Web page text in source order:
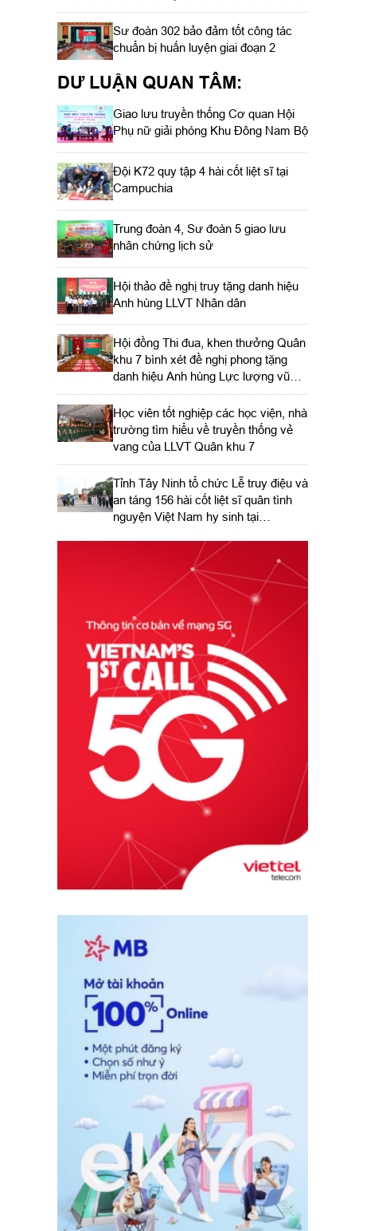
Sư đoàn 302 bảo đảm tốt công tác
chuẩn bị huấn luyện giai đoạn 2
DƯ LUẬN QUAN TÂM:
Giao lưu truyền thống Cơ quan Hội
Phụ nữ giải phóng Khu Đông Nam Bộ
Đội K72 quy tập 4 hài cốt liệt sĩ tại
Campuchia
Trung đoàn 4, Sư đoàn 5 giao lưu
nhân chứng lịch sử
Hội thảo đề nghị truy tặng danh hiệu
Anh hùng LLVT Nhân dân
Hội đồng Thi đua, khen thưởng Quân
khu 7 bình xét đề nghị phong tặng
danh hiệu Anh hùng Lực lượng vũ
trang nhân dân
Học viên tốt nghiệp các học viện, nhà
trường tìm hiểu về truyền thống vẻ
vang của LLVT Quân khu 7
​Tỉnh Tây Ninh tổ chức Lễ truy điệu và
an táng 156 hài cốt liệt sĩ quân tình
nguyện Việt Nam hy sinh tại